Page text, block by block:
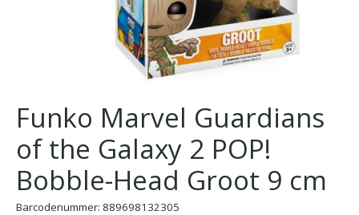
Funko Marvel Guardians
of the Galaxy 2 POP!
Bobble-Head Groot 9 cm
Barcodenummer: 889698132305